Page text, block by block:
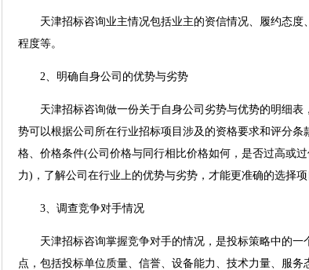
天津招标咨询业主情况包括业主的资信情况、履约态度
程度等。
2、明确自身公司的优势与劣势
天津招标咨询做一份关于自身公司劣势与优势的明细表
势可以根据公司所在行业招标项目涉及的资格要求和评分
格、价格条件(公司价格与同行相比价格如何，是否过高或
力)，了解公司在行业上的优势与劣势，才能更准确的选择项
3、调查竞争对手情况
天津招标咨询掌握竞争对手的情况，是投标策略中的一
点，包括投标单位质量、信誉、设备能力、技术力量、服务